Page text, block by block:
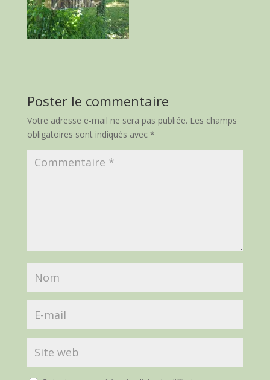
Poster le commentaire
Votre adresse e-mail ne sera pas publiée. Les champs
obligatoires sont indiqués avec *